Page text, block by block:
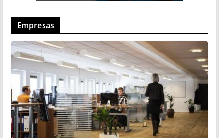
Empresas